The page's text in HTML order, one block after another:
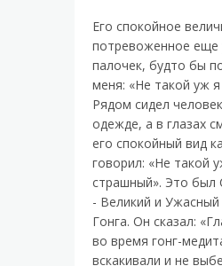
Его спокойное
потревоженное еще
палочек, будто бы
меня: «Не такой уж
Рядом сидел
одежде, а в глазах
его спокойный вид
говорил: «Не такой
страшный». Это был
- Великий и
Гонга. Он сказал:
во время гонг-
вскакивали и не